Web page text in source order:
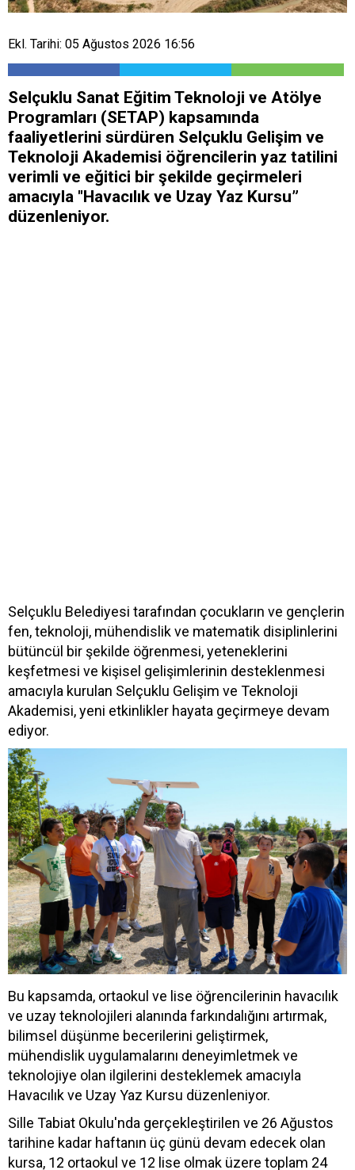
Ekl. Tarihi: 05 Ağustos 2026 16:56
Selçuklu Sanat Eğitim Teknoloji ve Atölye
Programları (SETAP) kapsamında
faaliyetlerini sürdüren Selçuklu Gelişim ve
Teknoloji Akademisi öğrencilerin yaz tatilini
verimli ve eğitici bir şekilde geçirmeleri
amacıyla "Havacılık ve Uzay Yaz Kursu”
düzenleniyor.
Selçuklu Belediyesi tarafından çocukların ve gençlerin
fen, teknoloji, mühendislik ve matematik disiplinlerini
bütüncül bir şekilde öğrenmesi, yeteneklerini
keşfetmesi ve kişisel gelişimlerinin desteklenmesi
amacıyla kurulan Selçuklu Gelişim ve Teknoloji
Akademisi, yeni etkinlikler hayata geçirmeye devam
ediyor.
Bu kapsamda, ortaokul ve lise öğrencilerinin havacılık
ve uzay teknolojileri alanında farkındalığını artırmak,
bilimsel düşünme becerilerini geliştirmek,
mühendislik uygulamalarını deneyimletmek ve
teknolojiye olan ilgilerini desteklemek amacıyla
Havacılık ve Uzay Yaz Kursu düzenleniyor.
Sille Tabiat Okulu'nda gerçekleştirilen ve 26 Ağustos
tarihine kadar haftanın üç günü devam edecek olan
kursa, 12 ortaokul ve 12 lise olmak üzere toplam 24